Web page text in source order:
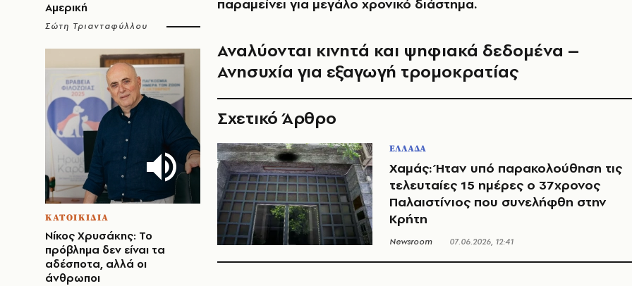
Αμερική
Σώτη Τριανταφύλλου
ΚΑΤΟΙΚΙΔΙΑ
Νίκος Χρυσάκης: Το
πρόβλημα δεν είναι τα
αδέσποτα, αλλά οι
άνθρωποι
παραμείνει για μεγάλο χρονικό διάστημα.
Αναλύονται κινητά και ψηφιακά δεδομένα –
Ανησυχία για εξαγωγή τρομοκρατίας
Σχετικό Άρθρο
ΕΛΛΑΔΑ
Χαμάς: Ήταν υπό παρακολούθηση τις
τελευταίες 15 ημέρες o 37χρονος
Παλαιστίνιος που συνελήφθη στην
Κρήτη
Newsroom 07.06.2026, 12:41